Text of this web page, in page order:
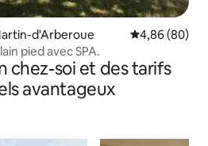
d'Arberoue Évaluation
4,86 (80)
pied avec SPA.
chez-soi et des tarifs
avantageux